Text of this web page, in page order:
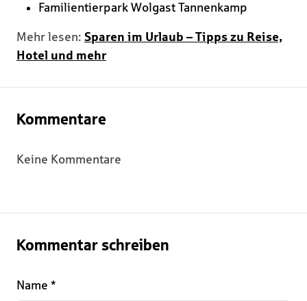
Familientierpark Wolgast Tannenkamp
Mehr lesen: Sparen im Urlaub – Tipps zu Reise,
Hotel und mehr
Kommentare
Keine Kommentare
Kommentar schreiben
Name *